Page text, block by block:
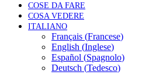
COSE DA FARE
COSA VEDERE
ITALIANO
Français (Francese)
English (Inglese)
Español (Spagnolo)
Deutsch (Tedesco)